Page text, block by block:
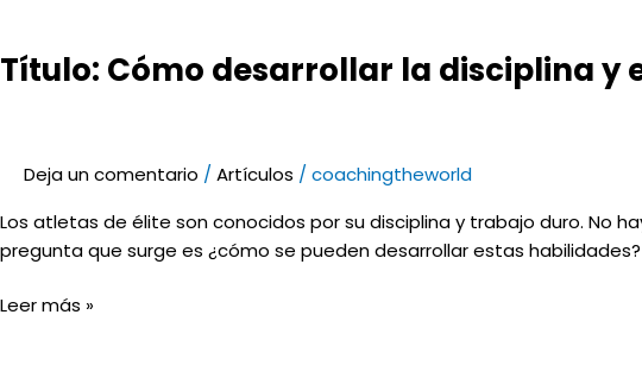
Título: Cómo desarrollar la disciplina y
Deja un comentario /Artículos /coachingtheworld
Los atletas de élite son conocidos por su disciplina y trabajo duro. No
pregunta que surge es ¿cómo se pueden desarrollar estas
desarrollar
duro
como
Leer más »